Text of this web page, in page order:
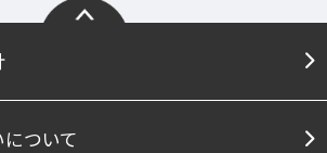
ついて